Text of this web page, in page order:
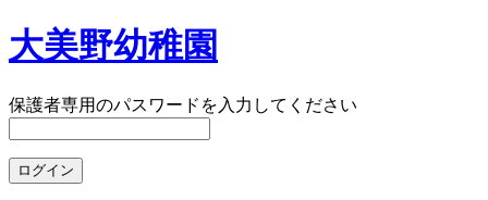
大美野幼稚園
保護者専用のパスワードを入力してください